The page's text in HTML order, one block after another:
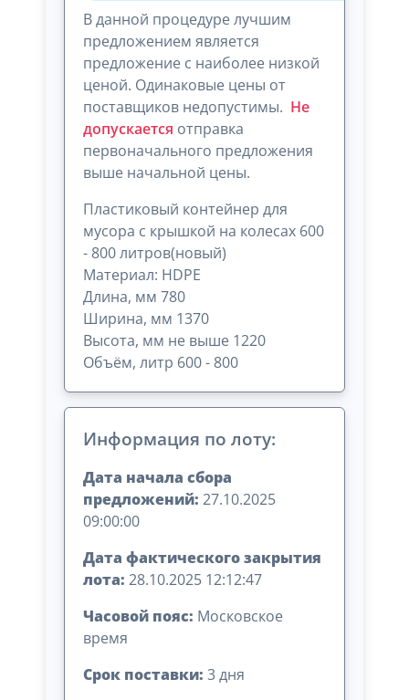
В данной процедуре лучшим
предложением является
предложение с наиболее низкой
ценой. Одинаковые цены от
поставщиков недопустимы. Не
допускается отправка
первоначального предложения
выше начальной цены.
Пластиковый контейнер для
мусора с крышкой на колесах 600
- 800 литров(новый)
Материал: HDPE
Длина, мм 780
Ширина, мм 1370
Высота, мм не выше 1220
Объём, литр 600 - 800
Информация по лоту:
Дата начала сбора
предложений: 27.10.2025
09:00:00
Дата фактического закрытия
лота: 28.10.2025 12:12:47
Часовой пояс: Московское
время
Срок поставки: 3 дня